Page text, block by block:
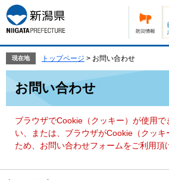
ー
ジ
の
頭
す。
ニ
ュ
ー
飛
て
現在地 トップページ > お問い合わせ
お問い合わせ
ブラウザでCookie（クッキー）が使用
い、または、ブラウザがCookie（クッ
ため、お問い合わせフォームをご利用頂